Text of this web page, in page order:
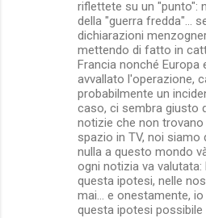
riflettete su un "punto":
della "guerra fredda"...
dichiarazioni
mettendo di fatto in
Francia nonché Europa
avvallato l'operazione,
probabilmente un
caso, ci sembra giusto
notizie che non
spazio in TV, noi siamo
nulla a questo mondo
ogni notizia va valutata:
questa ipotesi, nelle
mai... e onestamente,
questa ipotesi possibile